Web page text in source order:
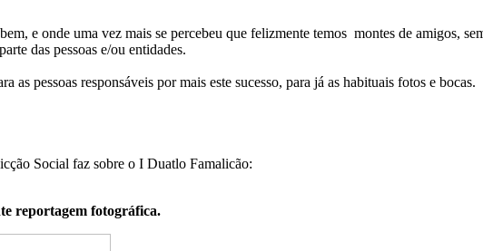
e onde uma vez mais se percebeu que felizmente temos montes de amigos,
das pessoas e/ou entidades.
as pessoas responsáveis por mais este sucesso, para já as habituais fotos e bocas.
Social faz sobre o I Duatlo Famalicão:
reportagem fotográfica.